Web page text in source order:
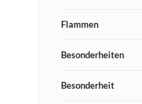
Flammen
Besonderheiten
Besonderheit